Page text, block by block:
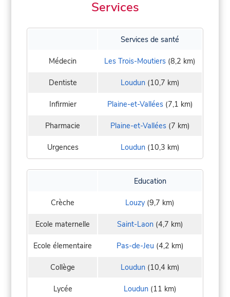
Services
Services de santé
Médecin Les Trois-Moutiers (8,2 km)
Dentiste Loudun(10,7 km)
Infirmier Plaine-et-Vallées(7,1 km)
Pharmacie Plaine-et-Vallées(7 km)
Urgences Loudun(10,3 km)
Education
Crèche Louzy (9,7 km)
Ecole maternelle Saint-Laon(4,7 km)
Ecole élementaire Pas-de-Jeu (4,2 km)
Collège Loudun(10,4 km)
Lycée Loudun(11 km)